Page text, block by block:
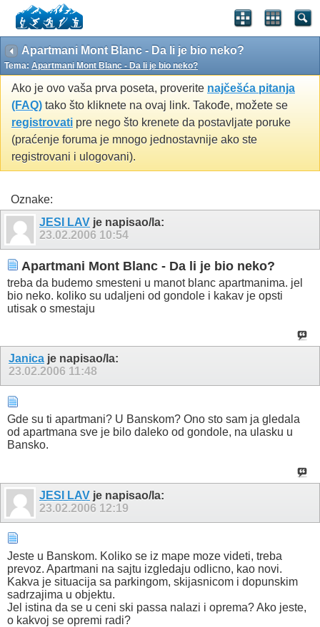
Apartmani Mont Blanc - Da li je bio neko?
Tema: Apartmani Mont Blanc - Da li je bio neko?
Ako je ovo vaša prva poseta, proverite najčešća pitanja
(FAQ) tako što kliknete na ovaj link. Takođe, možete se
registrovati pre nego što krenete da postavljate poruke
(praćenje foruma je mnogo jednostavnije ako ste
registrovani i ulogovani).
Oznake:
JESI LAV je napisao/la:
23.02.2006 10:54
Apartmani Mont Blanc - Da li je bio neko?
treba da budemo smesteni u manot blanc apartmanima. jel
bio neko. koliko su udaljeni od gondole i kakav je opsti
utisak o smestaju
Janica je napisao/la:
23.02.2006 11:48
Gde su ti apartmani? U Banskom? Ono sto sam ja gledala
od apartmana sve je bilo daleko od gondole, na ulasku u
Bansko.
JESI LAV je napisao/la:
23.02.2006 12:19
Jeste u Banskom. Koliko se iz mape moze videti, treba
prevoz. Apartmani na sajtu izgledaju odlicno, kao novi.
Kakva je situacija sa parkingom, skijasnicom i dopunskim
sadrzajima u objektu.
Jel istina da se u ceni ski passa nalazi i oprema? Ako jeste,
o kakvoj se opremi radi?